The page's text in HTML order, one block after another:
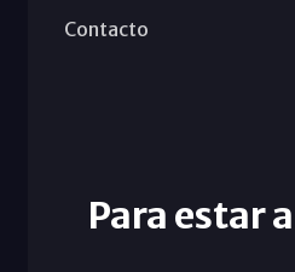
Contacto
Para estar